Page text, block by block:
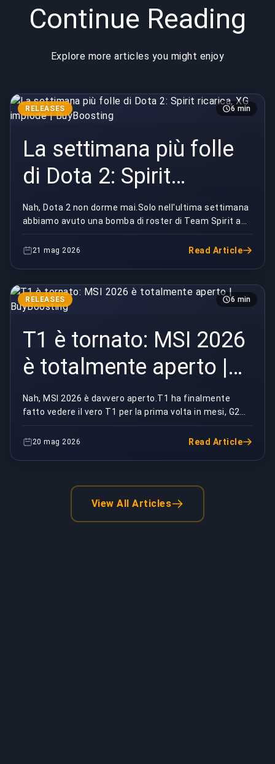
Continue Reading
Explore more articles you might enjoy
RELEASES 6 min
La settimana più folle
di Dota 2: Spirit
ricarica, XG implode |
BuyBoosting
Nah, Dota 2 non dorme mai.Solo nell'ultima settimana
abbiamo avuto una bomba di roster di Team Spirit a
metà stagione, un meltdown di coaching in Xtre...
21 mag 2026 Read Article
RELEASES 6 min
T1 è tornato: MSI 2026
è totalmente aperto |
BuyBoosting
Nah, MSI 2026 è davvero aperto.T1 ha finalmente
fatto vedere il vero T1 per la prima volta in mesi, G2
ha tirato fuori una serie che dovrebbe far stro...
20 mag 2026 Read Article
View All Articles